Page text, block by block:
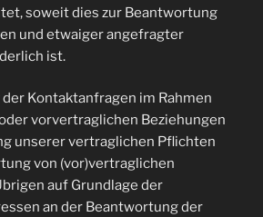
soweit dies zur Beantwortung
und etwaiger angefragter
ist.
Kontaktanfragen im Rahmen
vorvertraglichen Beziehungen
unserer vertraglichen Pflichten
von (vor)vertraglichen
auf Grundlage der
an der Beantwortung der